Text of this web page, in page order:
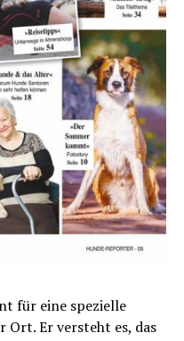
für eine spezielle
Ort. Er versteht es, das